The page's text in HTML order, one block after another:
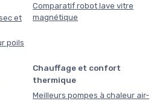
et
poils
Comparatif robot lave vitre
magnétique
Chauffage et confort
thermique
Meilleurs pompes à chaleur air-